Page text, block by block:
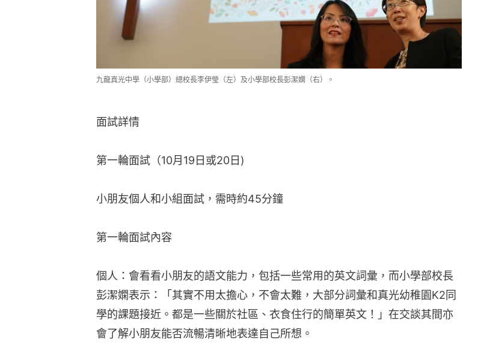
九龍真光中學（小學部）總校長李伊瑩（左）及小學部校長彭潔嫻（右）。
面試詳情
第一輪面試（10月19日或20日)
小朋友個人和小組面試，需時約45分鐘
第一輪面試內容
個人：會看看小朋友的語文能力，包括一些常用的英文詞彙，而小學部校長
彭潔嫻表示：「其實不用太擔心，不會太難，大部分詞彙和真光幼稚園K2同
學的課題接近。都是一些關於社區、衣食住行的簡單英文！」在交談其間亦
會了解小朋友能否流暢清晰地表達自己所想。